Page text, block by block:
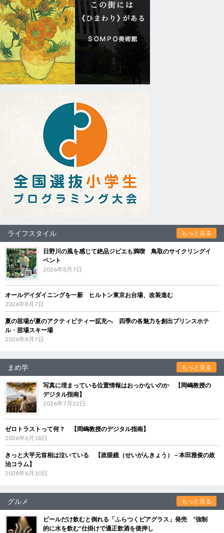
ライフスタイル もっと見る
日野川の風を感じて絶品ジビエも満喫 鳥取のサイクリングイ
ベント
2026年8月7日
オールデイダイニングを一新 ヒルトン東京お台場、改装進む
2026年8月7日
夏の苗場が夏のアクティビティー拡充へ 四季の各魅力を創出プリンスホテ
ル・苗場スキー場
2026年8月7日
まめ学 もっと見る
写真に埋まっている位置情報はおっかないのか 【岡嶋教授の
デジタル指南】
2026年7月22日
ゼロトラストって何？ 【岡嶋教授のデジタル指南】
2026年6月18日
きっと大平元首相は泣いている 【政眼鏡（せいがんきょう）－本田雅俊の政
治コラム】
2026年6月10日
グルメ もっと見る
ビールだけ飲むと倒れる「ふらつくビアグラス」発売 “強制
的に水を飲む”仕掛けで適正飲酒を後押し